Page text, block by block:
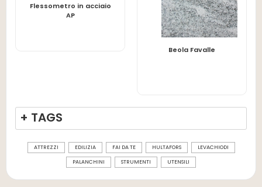
LEGGI TUTTO
Flessometro in acciaio
AP
LEGGI TUTTO
Beola Favalle
+ TAGS
ATTREZZI EDILIZIA FAI DA TE HULTAFORS LEVACHIODI
PALANCHINI STRUMENTI UTENSILI